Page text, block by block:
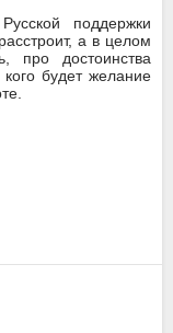
поддержки
а в целом
про достоинства
будет желание